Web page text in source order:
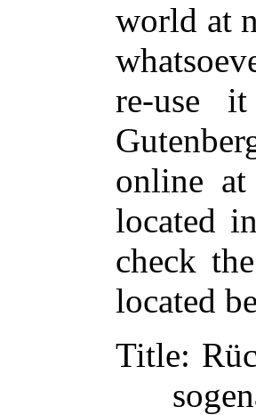
world at
re-use
online
located
check
located
Title: